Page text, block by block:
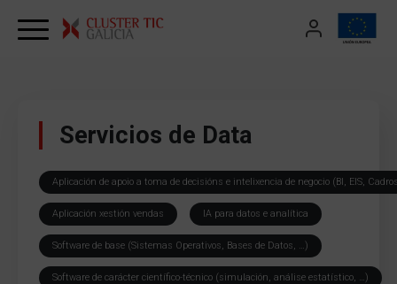
Servicios de Data
Aplicación de apoio a toma de decisións e intelixencia de negocio (BI, EIS,
Aplicación xestión vendas IA para datos e analítica
Software de base (Sistemas Operativos, Bases de Datos, …)
Software de carácter científico-técnico (simulación, análise estatístico, …)